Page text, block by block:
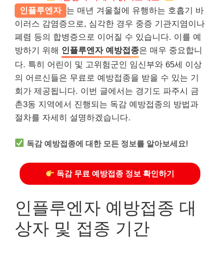
인플루엔자 는 매년 겨울철에 유행하는 호흡기 바
이러스 감염증으로, 심각한 경우 중증 기관지염이나
폐렴 등의 합병증으로 이어질 수 있습니다. 이를 예
방하기 위해 인플루엔자 예방접종은 매우 중요합니
다. 특히 어린이 및 고위험군인 임신부와 65세 이상
의 어르신들은 무료로 예방접종을 받을 수 있는 기
회가 제공됩니다. 이번 글에서는 경기도 파주시 금
촌3동 지역에서 진행되는 독감 예방접종의 방법과
절차를 자세히 설명하겠습니다.
독감 예방접종에 대한 모든 정보를 알아보세요!
독감 무료 예방접종 정보 확인하기
인플루엔자 예방접종 대
상자 및 접종 기간